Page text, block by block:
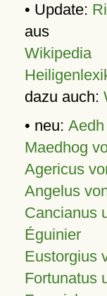
• Update:
aus
dazu auch:
• neu:
Maedhog
Agericus
Angelus
Cancianus
Éguinier
Eustorgius
Fortunatus